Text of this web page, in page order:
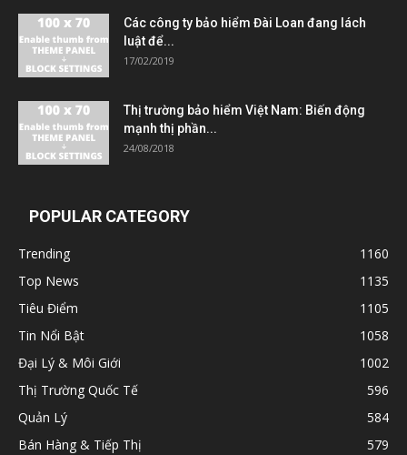
Các công ty bảo hiểm Đài Loan đang lách
luật để...
17/02/2019
Thị trường bảo hiểm Việt Nam: Biến động
mạnh thị phần...
24/08/2018
POPULAR CATEGORY
Trending
1160
Top News
1135
Tiêu Điểm
1105
Tin Nổi Bật
1058
Đại Lý & Môi Giới
1002
Thị Trường Quốc Tế
596
Quản Lý
584
Bán Hàng & Tiếp Thị
579